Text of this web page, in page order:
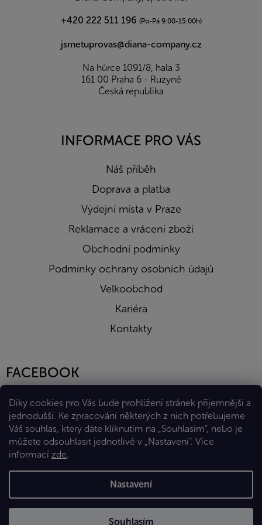
Díky cookies pro Vás bude prohlížení stránek příjemnější a
jednodušší. Ke zpracování některých z nich potřebujeme
Váš souhlas, který dáte kliknutím na „Souhlasím“, nebo je
můžete odsouhlasit jednotlivě v „Nastavení“. Více
informací zde.
Nastavení
Souhlasím
+420 222 511 196 (Po-Pá 9:00-15:00h)
jsmetuprovas@diana-company.cz
Na hůrce 1091/8, hala 3
161 00 Praha 6 - Ruzyně
Česká republika
INFORMACE PRO VÁS
Náš příběh
Doprava a platba
Výdejní místa v Praze
Reklamace a vrácení zboží
Obchodní podmínky
Podmínky ochrany osobních údajů
Velkoobchod
Kariéra
Kontakty
FACEBOOK
Vytvořil Shoptet Premium
Copyright 2026Eshop Diana Company, spol. s r.o.. Všechna
práva vyhrazena.